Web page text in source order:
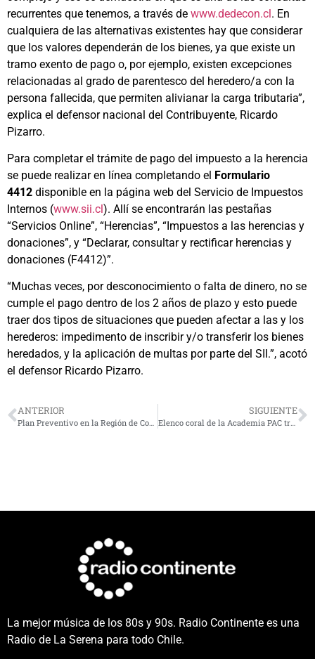
recurrentes que tenemos, a través de www.dedecon.cl. En
cualquiera de las alternativas existentes hay que considerar
que los valores dependerán de los bienes, ya que existe un
tramo exento de pago o, por ejemplo, existen excepciones
relacionadas al grado de parentesco del heredero/a con la
persona fallecida, que permiten alivianar la carga tributaria”,
explica el defensor nacional del Contribuyente, Ricardo
Pizarro.
Para completar el trámite de pago del impuesto a la herencia
se puede realizar en línea completando el Formulario
4412 disponible en la página web del Servicio de Impuestos
Internos (www.sii.cl). Allí se encontrarán las pestañas
“Servicios Online”, “Herencias”, “Impuestos a las herencias y
donaciones”, y “Declarar, consultar y rectificar herencias y
donaciones (F4412)”.
“Muchas veces, por desconocimiento o falta de dinero, no se
cumple el pago dentro de los 2 años de plazo y esto puede
traer dos tipos de situaciones que pueden afectar a las y los
herederos: impedimento de inscribir y/o transferir los bienes
heredados, y la aplicación de multas por parte del SII.”, acotó
el defensor Ricardo Pizarro.
ANTERIOR SIGUIENTE
Elenco coral de la Academia PAC trabaja en fonética japonesa con miras a Studio Ghibli Sinfónico
La mejor música de los 80s y 90s. Radio Continente es una
Radio de La Serena para todo Chile.